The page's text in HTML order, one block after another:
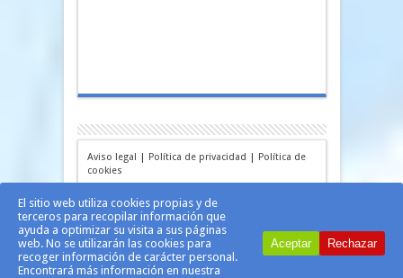
Aviso legal | Política de privacidad | Política de
cookies
El sitio web utiliza cookies propias y de
terceros para recopilar información que
ayuda a optimizar su visita a sus páginas
web. No se utilizarán las cookies para
recoger información de carácter personal.
Encontrará más información en nuestra
Aceptar Rechazar